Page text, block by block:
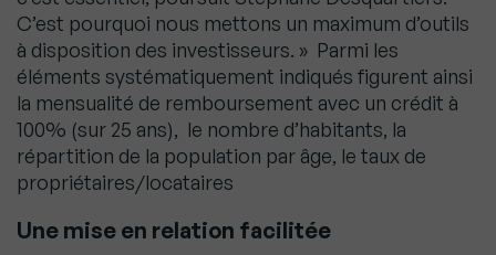
C’est pourquoi nous mettons un maximum d’outils
à disposition des investisseurs. » Parmi les
éléments systématiquement indiqués figurent ainsi
la mensualité de remboursement avec un crédit à
100% (sur 25 ans), le nombre d’habitants, la
répartition de la population par âge, le taux de
propriétaires/locataires
Une mise en relation facilitée